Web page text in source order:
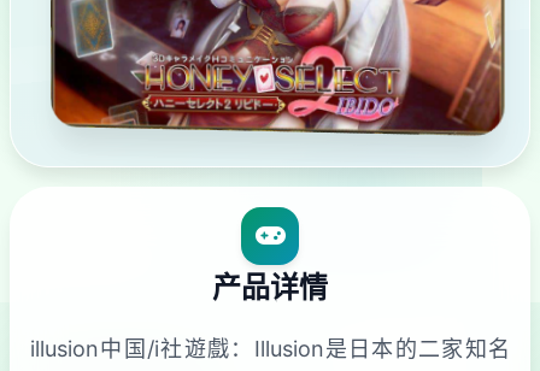
产品详情
illusion中国/i社遊戲：Illusion是日本的二家知名